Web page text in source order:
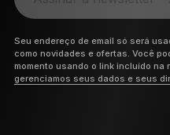
Seu endereço de email só será
como novidades e ofertas. Você
momento usando o link incluído na
gerenciamos seus dados e seus